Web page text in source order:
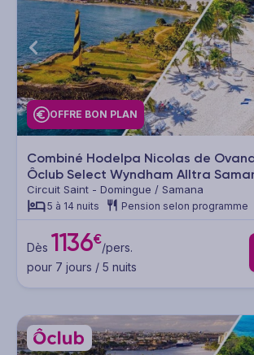
OFFRE BON PLAN
Combiné Hodelpa Nicolas de
Ôclub Select Wyndham Alltra
Circuit Saint - Domingue / Samana
5 à 14 nuits Pension selon programme
Dès 1136€/pers.
pour 7 jours / 5 nuits